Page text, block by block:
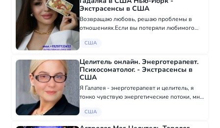
не...
Экстрасенсы в США
Возвращаю любовь, решаю проблемы в
отношениях.Если вы потеряли любимого
отношения на грани разрыва, я помогу
привороты для воссо...
США
Целитель онлайн. Энерготерапевт.
Психосоматолог. - Экстрасенсы в
США
Я Галатея - энерготерапевт и целитель, я
тонко чувствую энергетические потоки, мне
увидеть и показать вам первопричины
США